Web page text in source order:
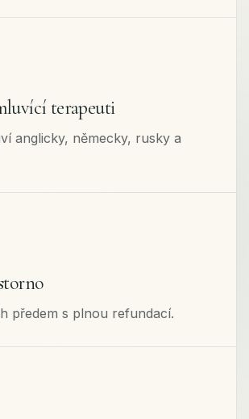
terapeuti
anglicky, německy, rusky a
předem s plnou refundací.